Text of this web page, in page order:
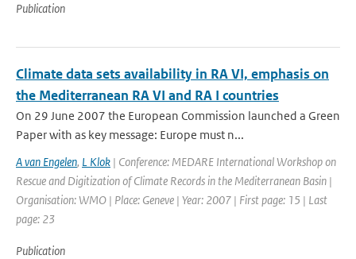
Publication
Climate data sets availability in RA VI, emphasis on
the Mediterranean RA VI and RA I countries
On 29 June 2007 the European Commission launched a Green
Paper with as key message: Europe must n...
A van Engelen, L Klok | Conference: MEDARE International Workshop on
Rescue and Digitization of Climate Records in the Mediterranean Basin |
Organisation: WMO | Place: Geneve | Year: 2007 | First page: 15 | Last
page: 23
Publication